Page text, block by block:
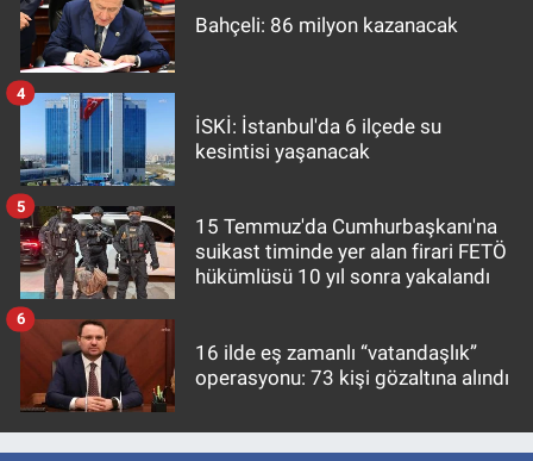
Bahçeli: 86 milyon kazanacak
İSKİ: İstanbul'da 6 ilçede su
kesintisi yaşanacak
4
15 Temmuz'da Cumhurbaşkanı'na
suikast timinde yer alan firari FETÖ
hükümlüsü 10 yıl sonra yakalandı
5
16 ilde eş zamanlı “vatandaşlık”
operasyonu: 73 kişi gözaltına alındı
6